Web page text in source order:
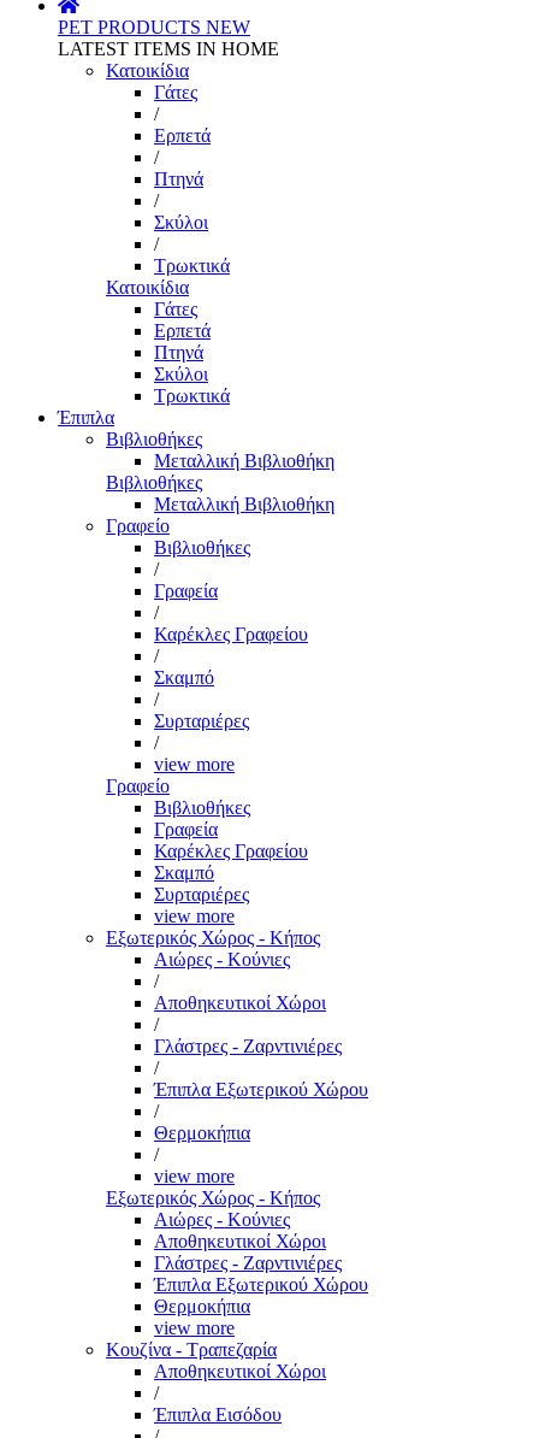
PET PRODUCTS NEW
LATEST ITEMS IN HOME
Κατοικίδια
Γάτες
/
Ερπετά
/
Πτηνά
/
Σκύλοι
/
Τρωκτικά
Κατοικίδια
Γάτες
Ερπετά
Πτηνά
Σκύλοι
Τρωκτικά
Έπιπλα
Βιβλιοθήκες
Μεταλλική Βιβλιοθήκη
Βιβλιοθήκες
Μεταλλική Βιβλιοθήκη
Γραφείο
Βιβλιοθήκες
/
Γραφεία
/
Καρέκλες Γραφείου
/
Σκαμπό
/
Συρταριέρες
/
view more
Γραφείο
Βιβλιοθήκες
Γραφεία
Καρέκλες Γραφείου
Σκαμπό
Συρταριέρες
view more
Εξωτερικός Χώρος - Κήπος
Αιώρες - Κούνιες
/
Αποθηκευτικοί Χώροι
/
Γλάστρες - Ζαρντινιέρες
/
Έπιπλα Εξωτερικού Χώρου
/
Θερμοκήπια
/
view more
Εξωτερικός Χώρος - Κήπος
Αιώρες - Κούνιες
Αποθηκευτικοί Χώροι
Γλάστρες - Ζαρντινιέρες
Έπιπλα Εξωτερικού Χώρου
Θερμοκήπια
view more
Κουζίνα - Τραπεζαρία
Αποθηκευτικοί Χώροι
/
Έπιπλα Εισόδου